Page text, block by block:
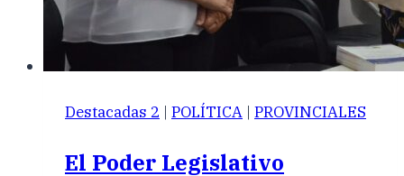
Destacadas 2 | POLÍTICA | PROVINCIALES
El Poder Legislativo